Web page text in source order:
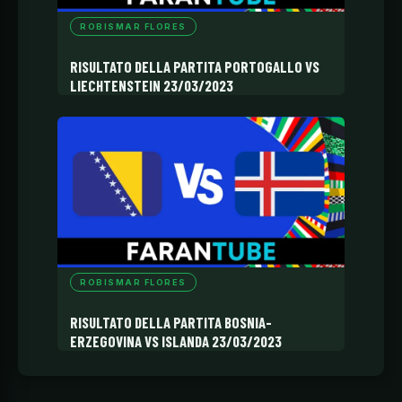
ROBISMAR FLORES
RISULTATO DELLA PARTITA PORTOGALLO VS
LIECHTENSTEIN 23/03/2023
ROBISMAR FLORES
RISULTATO DELLA PARTITA BOSNIA-
ERZEGOVINA VS ISLANDA 23/03/2023